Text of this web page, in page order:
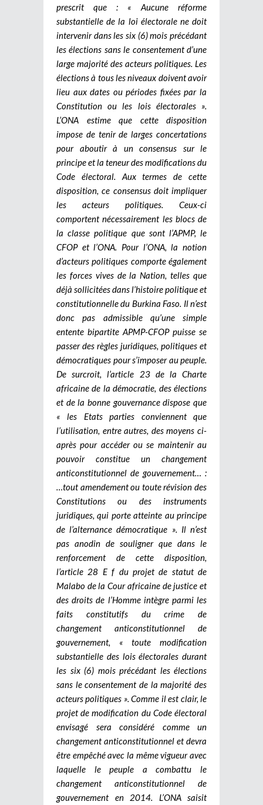
prescrit que : « Aucune réforme
substantielle de la loi électorale ne doit
intervenir dans les six (6) mois précédant
les élections sans le consentement d’une
large majorité des acteurs politiques. Les
élections à tous les niveaux doivent avoir
lieu aux dates ou périodes fixées par la
Constitution ou les lois électorales ».
L’ONA estime que cette disposition
impose de tenir de larges concertations
pour aboutir à un consensus sur le
principe et la teneur des modifications du
Code électoral. Aux termes de cette
disposition, ce consensus doit impliquer
les acteurs politiques. Ceux-ci
comportent nécessairement les blocs de
la classe politique que sont l’APMP, le
CFOP et l’ONA. Pour l’ONA, la notion
d’acteurs politiques comporte également
les forces vives de la Nation, telles que
déjà sollicitées dans l’histoire politique et
constitutionnelle du Burkina Faso. Il n’est
donc pas admissible qu’une simple
entente bipartite APMP-CFOP puisse se
passer des règles juridiques, politiques et
démocratiques pour s’imposer au peuple.
De surcroit, l’article 23 de la Charte
africaine de la démocratie, des élections
et de la bonne gouvernance dispose que
« les Etats parties conviennent que
l’utilisation, entre autres, des moyens ci-
après pour accéder ou se maintenir au
pouvoir constitue un changement
anticonstitutionnel de gouvernement… :
…tout amendement ou toute révision des
Constitutions ou des instruments
juridiques, qui porte atteinte au principe
de l’alternance démocratique ». Il n’est
pas anodin de souligner que dans le
renforcement de cette disposition,
l’article 28 E f du projet de statut de
Malabo de la Cour africaine de justice et
des droits de l’Homme intègre parmi les
faits constitutifs du crime de
changement anticonstitutionnel de
gouvernement, « toute modification
substantielle des lois électorales durant
les six (6) mois précédant les élections
sans le consentement de la majorité des
acteurs politiques ». Comme il est clair, le
projet de modification du Code électoral
envisagé sera considéré comme un
changement anticonstitutionnel et devra
être empêché avec la même vigueur avec
laquelle le peuple a combattu le
changement anticonstitutionnel de
gouvernement en 2014. L’ONA saisit